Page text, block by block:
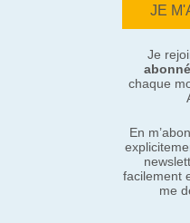
Je
chaque
En
facilement
me